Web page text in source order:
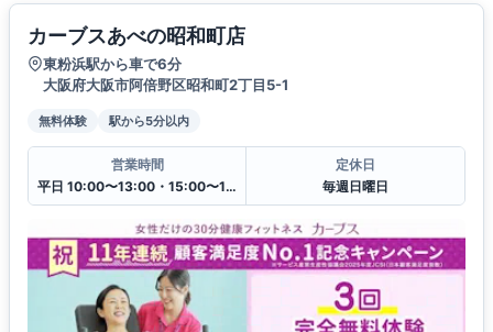
カーブスあべの昭和町店
東粉浜駅から車で6分
大阪府大阪市阿倍野区昭和町2丁目5-1
無料体験 駅から5分以内
営業時間
平日 10:00〜13:00・15:00〜19:00
定休日
毎週日曜日